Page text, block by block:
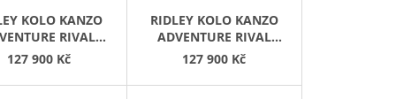
KOLO KANZO
RIVAL
XPLR FADE
127 900 Kč
RIDLEY KOLO KANZO
ADVENTURE RIVAL
XPLR HONEY GOLD
127 900 Kč